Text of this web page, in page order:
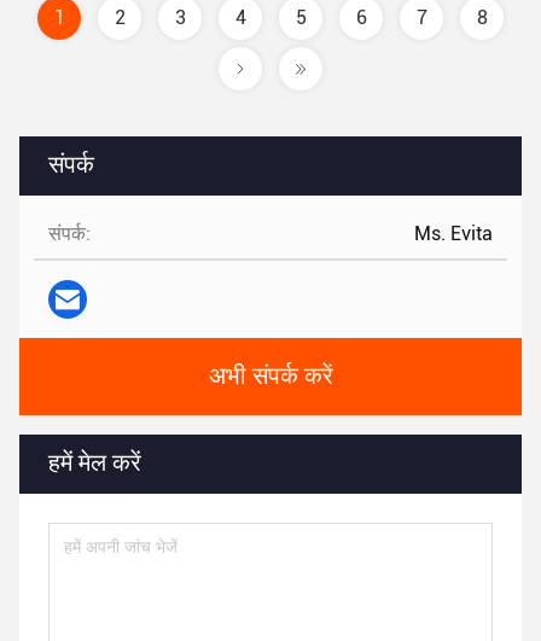
संपर्क
संपर्क: Ms. Evita
अभी संपर्क करें
हमें मेल करें
1 2 3 4 5 6 7 8